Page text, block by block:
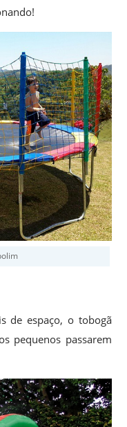
de espaço, o tobogã
pequenos passarem